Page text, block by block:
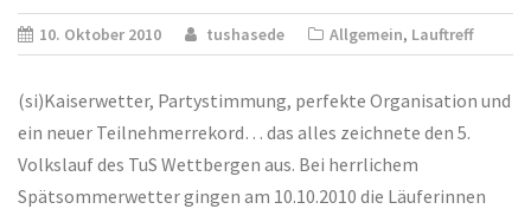
10. Oktober 2010 tushasede Allgemein, Lauftreff
(si)Kaiserwetter, Partystimmung, perfekte Organisation und
ein neuer Teilnehmerrekord… das alles zeichnete den 5.
Volkslauf des TuS Wettbergen aus. Bei herrlichem
Spätsommerwetter gingen am 10.10.2010 die Läuferinnen